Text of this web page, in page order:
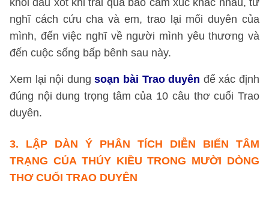
khỏi đau xót khi trải qua bao cảm xúc khác nhau, từ
nghĩ cách cứu cha và em, trao lại mối duyên của
mình, đến việc nghĩ về người mình yêu thương và
đến cuộc sống bấp bênh sau này.
Xem lại nội dungsoạn bài Trao duyên để xác định
đúng nội dung trọng tâm của 10 câu thơ cuối Trao
duyên.
3. LẬP DÀN Ý PHÂN TÍCH DIỄN BIẾN TÂM
TRẠNG CỦA THÚY KIỀU TRONG MƯỜI DÒNG
THƠ CUỐI TRAO DUYÊN